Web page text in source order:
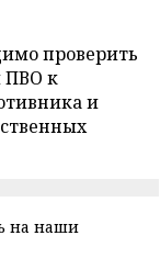
проверить
ПВО к
и
на наши